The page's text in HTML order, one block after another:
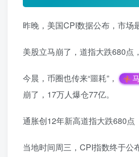
昨晚，美国CPI数据公布，市场
美股立马崩了，道指大跌680点
今晨，币圈也传来“噩耗”，
崩了，17万人爆仓77亿。
通胀创12年新高道指大跌680点
当地时间周三，CPI指数终于公